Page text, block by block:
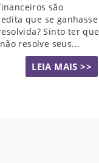
são
que se ganhasse
Sinto ter que
resolve seus...
LEIA MAIS >>